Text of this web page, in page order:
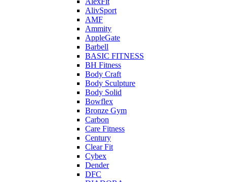
AlivSport
AMF
Ammity
AppleGate
Barbell
BASIC FITNESS
BH Fitness
Body Craft
Body Sculpture
Body Solid
Bowflex
Bronze Gym
Carbon
Care Fitness
Century
Clear Fit
Cybex
Dender
DFC